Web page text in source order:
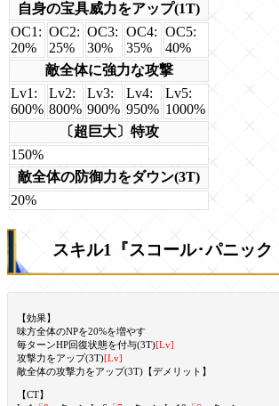
自身の宝具威力をアップ(1T)
OC1:
20%
OC2:
25%
OC3:
30%
OC4:
35%
OC5:
40%
敵全体に強力な攻撃
Lv1:
600%
Lv2:
800%
Lv3:
900%
Lv4:
950%
Lv5:
1000%
〔超巨大〕特攻
150%
敵全体の防御力をダウン(3T)
20%
スキル1『スコール･パニック
【効果】
味方全体のNPを20%を増やす
毎ターンHP回復状態を付与(3T)[Lv]
攻撃力をアップ(3T)[Lv]
敵全体の攻撃力をアップ(3T)【デメリット】
【CT】